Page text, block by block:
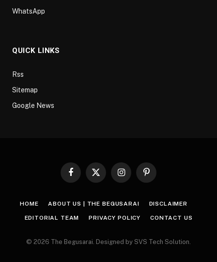
WhatsApp
QUICK LINKS
Rss
Sitemap
Google News
Facebook
X
InstagramPinterest
HOME ABOUT US | THE BEGUSARAI DISCLAIMER
EDITORIAL TEAM PRIVACY POLICY CONTACT US
© 2026 The Begusarai. Designed by SVS Tech Solution.